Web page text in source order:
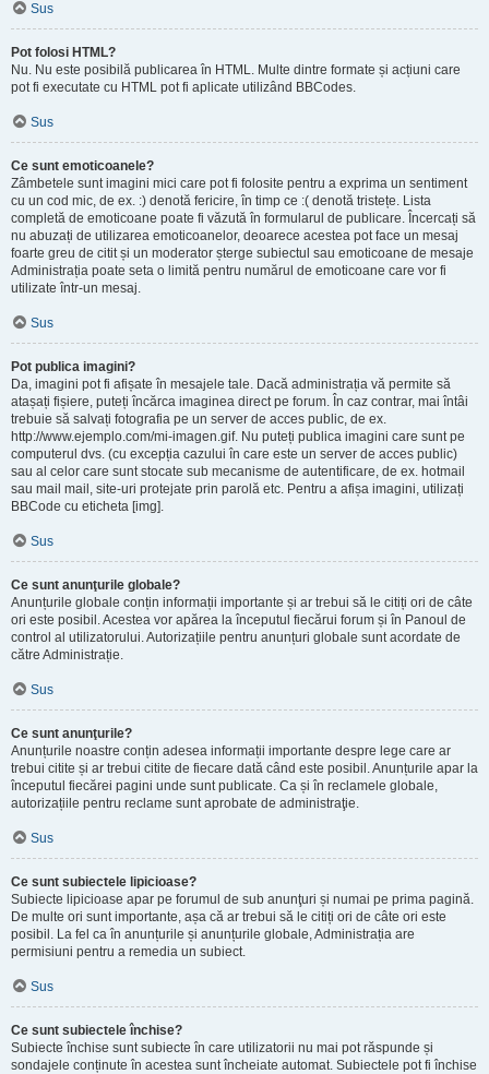
Sus
Pot folosi HTML?
Nu. Nu este posibilă publicarea în HTML. Multe dintre formate și acțiuni care
pot fi executate cu HTML pot fi aplicate utilizând BBCodes.
Sus
Ce sunt emoticoanele?
Zâmbetele sunt imagini mici care pot fi folosite pentru a exprima un sentiment
cu un cod mic, de ex. :) denotă fericire, în timp ce :( denotă tristețe. Lista
completă de emoticoane poate fi văzută în formularul de publicare. Încercați să
nu abuzați de utilizarea emoticoanelor, deoarece acestea pot face un mesaj
foarte greu de citit și un moderator șterge subiectul sau emoticoane de mesaje
Administrația poate seta o limită pentru numărul de emoticoane care vor fi
utilizate într-un mesaj.
Sus
Pot publica imagini?
Da, imagini pot fi afișate în mesajele tale. Dacă administrația vă permite să
atașați fișiere, puteți încărca imaginea direct pe forum. În caz contrar, mai întâi
trebuie să salvați fotografia pe un server de acces public, de ex.
http://www.ejemplo.com/mi-imagen.gif. Nu puteți publica imagini care sunt pe
computerul dvs. (cu excepția cazului în care este un server de acces public)
sau al celor care sunt stocate sub mecanisme de autentificare, de ex. hotmail
sau mail mail, site-uri protejate prin parolă etc. Pentru a afișa imagini, utilizați
BBCode cu eticheta [img].
Sus
Ce sunt anunţurile globale?
Anunțurile globale conțin informații importante și ar trebui să le citiți ori de câte
ori este posibil. Acestea vor apărea la începutul fiecărui forum și în Panoul de
control al utilizatorului. Autorizațiile pentru anunțuri globale sunt acordate de
către Administrație.
Sus
Ce sunt anunţurile?
Anunțurile noastre conțin adesea informații importante despre lege care ar
trebui citite și ar trebui citite de fiecare dată când este posibil. Anunțurile apar la
începutul fiecărei pagini unde sunt publicate. Ca și în reclamele globale,
autorizațiile pentru reclame sunt aprobate de administraţie.
Sus
Ce sunt subiectele lipicioase?
Subiecte lipicioase apar pe forumul de sub anunţuri și numai pe prima pagină.
De multe ori sunt importante, așa că ar trebui să le citiți ori de câte ori este
posibil. La fel ca în anunțurile și anunțurile globale, Administrația are
permisiuni pentru a remedia un subiect.
Sus
Ce sunt subiectele închise?
Subiecte închise sunt subiecte în care utilizatorii nu mai pot răspunde și
sondajele conținute în acestea sunt încheiate automat. Subiectele pot fi închise